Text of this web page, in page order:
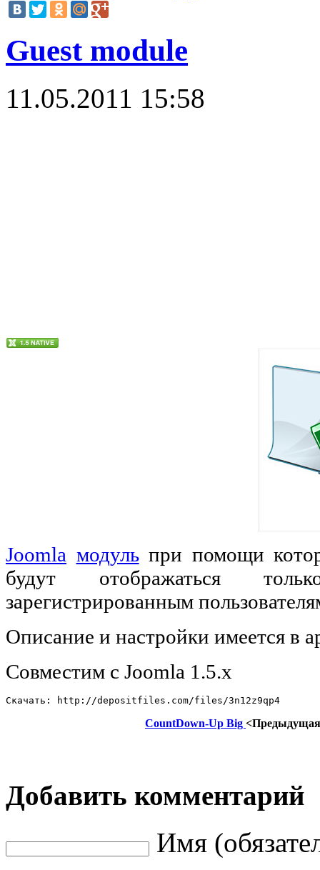
Guest module
11.05.2011 15:58
Joomla модульпри помощи
будут отображаться
зарегистрированным
Описание и настройки имеется в
Совместим с Joomla 1.5.x
Скачать: http://depositfiles.com/files/3n12z9qp4
CountDown-Up Big <Предыдущая
Добавить комментарий
Имя